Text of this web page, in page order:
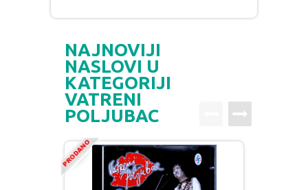
NAJNOVIJI
NASLOVI U
KATEGORIJI
VATRENI
POLJUBAC